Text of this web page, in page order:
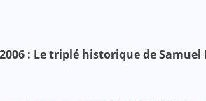
: Le triplé historique de Samuel